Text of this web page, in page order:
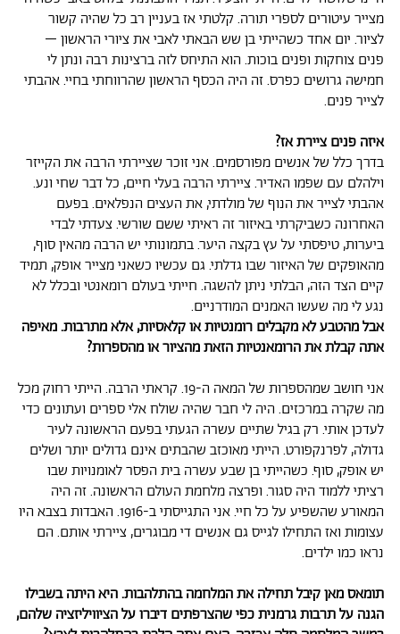
מצייר עיטורים לספרי תורה. קלטתי אז בעניין רב כל שהיה קשור
לציור. יום אחד כשהייתי בן שש הבאתי לאבי את ציורי הראשון –
פנים צוחקות ופנים בוכות. הוא התיחס לזה ברצינות רבה ונתן לי
חמישה גרושים כפרס. זה היה הכסף הראשון שהרווחתי בחיי. אהבתי
לצייר פנים.
איזה פנים ציירת אז?
בדרך כלל של אנשים מפורסמים. אני זוכר שציירתי הרבה את הקייזר
וילהלם עם שפמו האדיר. ציירתי הרבה בעלי חיים, כל דבר שחי ונע.
אהבתי לצייר את הנוף של מולדתי, את העצים הנפלאים. בפעם
האחרונה כשביקרתי באיזור זה ראיתי ששם שורשי. צעדתי לבדי
ביערות, טיפסתי על עץ בקצה היער. בתמונותי יש הרבה מהאין סוף,
מהאופקים של האיזור שבו גדלתי. גם עכשיו כשאני מצייר אופק, תמיד
קיים הצד הזה, הבלתי ניתן להשגה. חייתי בעולם רומאנטי ובכלל לא
נגע לי מה שעשו האמנים המודרניים.
אבל מהטבע לא מקבלים רומנטיות או קלאסיות, אלא מתרבות. מאיפה
אתה קבלת את הרומאנטיות הזאת מהציור או מהספרות?
אני חושב שמהספרות של המאה ה-19. קראתי הרבה. הייתי רחוק מכל
מה שקרה במרכזים. היה לי חבר שהיה שולח אלי ספרים ועתונים כדי
לעדכן אותי. רק בגיל שתיים עשרה הגעתי בפעם הראשונה לעיר
גדולה, לפרנקפורט. הייתי מאוכזב שהבתים אינם גדולים יותר ושלים
יש אופק, סוף. כשהייתי בן שבע עשרה בית הפסר לאומנויות שבו
רציתי ללמוד היה סגור. ופרצה מלחמת העולם הראשונה. זה היה
המאורע שהשפיע על כל חיי. אני התגייסתי ב-1916. האבדות בצבא היו
עצומות ואז התחילו לגייס גם אנשים די מבוגרים, ציירתי אותם. הם
נראו כמו ילדים.
תומאס מאן קיבל תחילה את המלחמה בהתלהבות. היא היתה בשבילו
הגנה על תרבות גרמנית כפי שהצרפתים דיברו על הציוויליזציה שלהם,